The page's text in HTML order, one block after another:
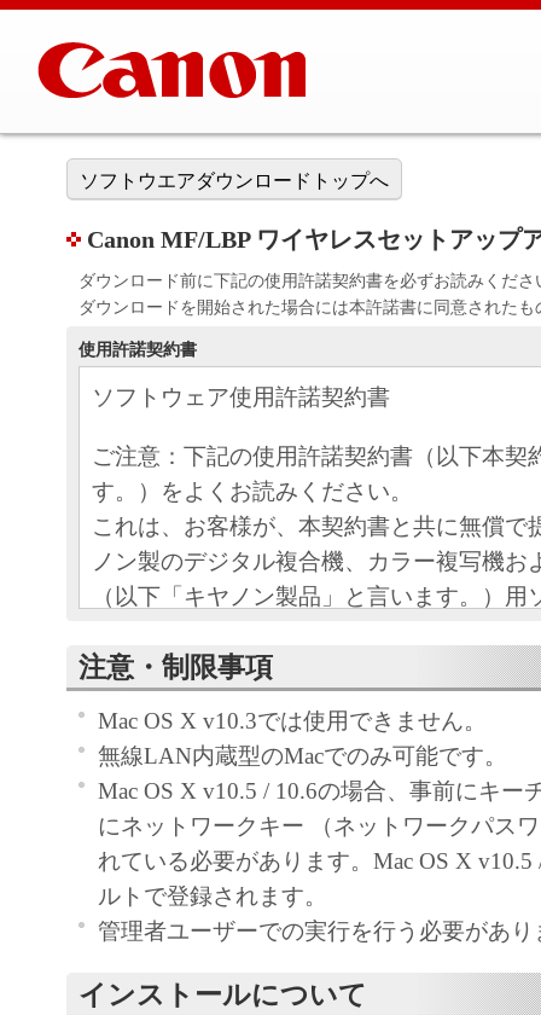
ソフトウエアダウンロードトップへ
Canon MF/LBP ワイヤレスセットアップ
ダウンロード前に下記の使用許諾契約書を必ずお読みくださ
ダウンロードを開始された場合には本許諾書に同意された
使用許諾契約書
ソフトウェア使用許諾契約書
ご注意：下記の使用許諾契約書（以下本契
す。）をよくお読みください。
これは、お客様が、本契約書と共に無償で
ノン製のデジタル複合機、カラー複写機お
（以下「キヤノン製品」と言います。）用
以下「本ソフトウェア」と言います。）を
す。）との間の契約書です。
お客様は、『同意』を示す下記のボタンを
点、または「本ソフトウェア」のインスト
をもって、本契約書に同意したことになり
お客様が本契約書に同意できない場合、「
ア」を使用することはできません。
１．許諾
注意・制限事項
Mac OS X v10.3では使用できません。
無線LAN内蔵型のMacでのみ可能です。
Mac OS X v10.5 / 10.6の場合、事前にキー
にネットワークキー （ネットワークパス
れている必要があります。Mac OS X v10.5
ルトで登録されます。
管理者ユーザーでの実行を行う必要があり
インストールについて